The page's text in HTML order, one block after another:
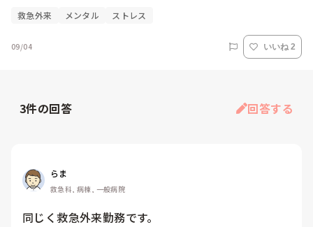
救急外来 メンタル ストレス
09/04 いいね 2
3件の回答 回答する
らま
救急科, 病棟, 一般病院
同じく救急外来勤務です。